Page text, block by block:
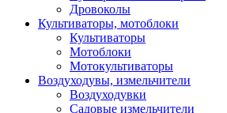
Дровоколы
Культиваторы, мотоблоки
Культиваторы
Мотоблоки
Мотокультиваторы
Воздуходувы, измельчители
Воздуходувки
Садовые измельчители